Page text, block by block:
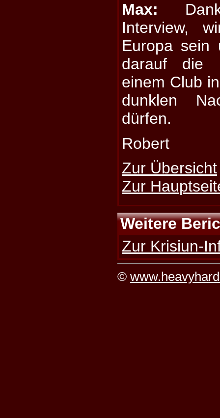
Max:
Interview,
Europa sein
darauf die
einem Club
dunklen
dürfen.
Robert
Zur Übersicht
Zur
Weitere
Zur Krisiun-
©